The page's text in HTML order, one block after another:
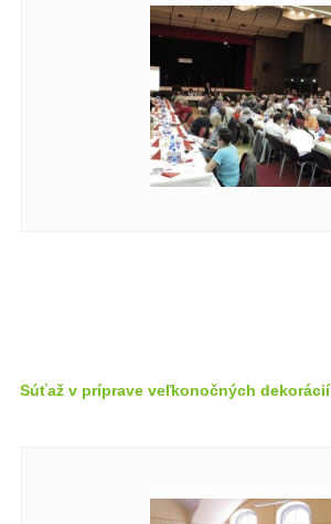
Súťaž v príprave veľkonočných dekorácií